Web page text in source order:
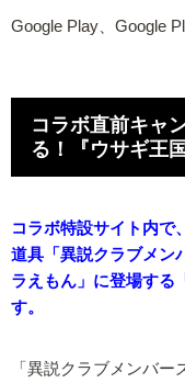
Google Play、Google
コラボ直前キャ
る！『ウサギ王
コラボ特設サイト内で
道具「異説クラブメン
ラえもん」に登場する
す。
「異説クラブメンバ